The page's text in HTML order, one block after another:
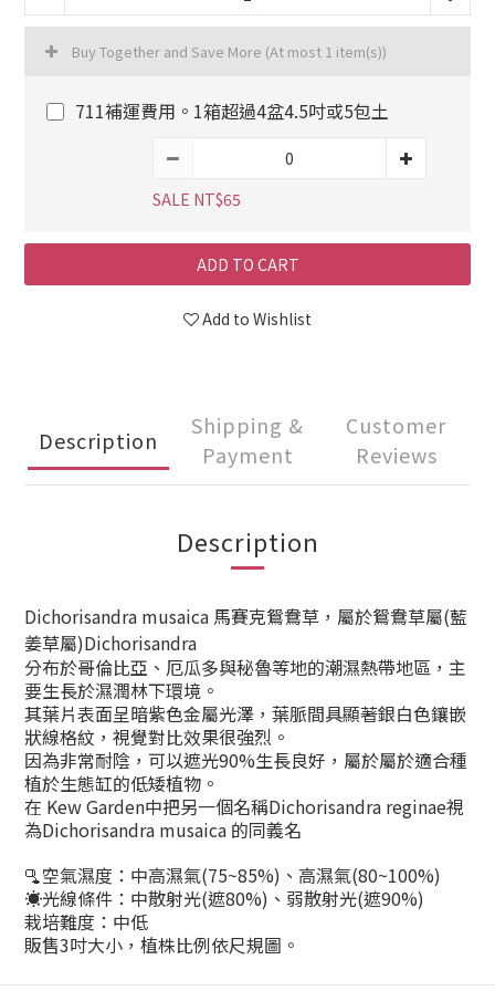
Buy Together and Save More (At most 1 item(s))
711補運費用。1箱超過4盆4.5吋或5包土
SALE NT$65
ADD TO CART
Add to Wishlist
Description
Shipping &
Payment
Customer
Reviews
Description
Dichorisandra musaica 馬賽克鴛鴦草，屬於鴛鴦草屬(藍
姜草屬)Dichorisandra
分布於哥倫比亞、厄瓜多與秘魯等地的潮濕熱帶地區，主
要生長於濕潤林下環境。
其葉片表面呈暗紫色金屬光澤，葉脈間具顯著銀白色鑲嵌
狀線格紋，視覺對比效果很強烈。
因為非常耐陰，可以遮光90%生長良好，屬於屬於適合種
植於生態缸的低矮植物。
在 Kew Garden中把另一個名稱Dichorisandra reginae視
為Dichorisandra musaica 的同義名
🫗空氣濕度：中高濕氣(75~85%)、高濕氣(80~100%)
☀️光線條件：中散射光(遮80%)、弱散射光(遮90%)
栽培難度：中低
販售3吋大小，植株比例依尺規圖。